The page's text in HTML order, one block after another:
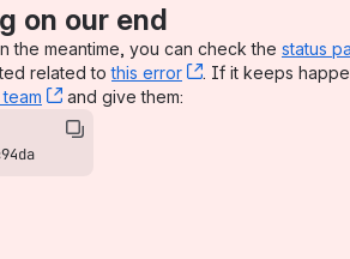
on our end
the meantime, you can check the status
related tothis error , (opens new
. If it keeps
, (opens new window)
and give them: